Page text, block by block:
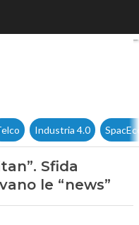
a “El Capitan”.
Industria 4.0
Sfida
le “news”